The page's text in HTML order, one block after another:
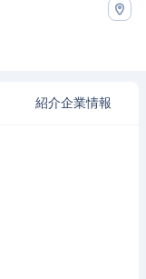
紹介企業情報